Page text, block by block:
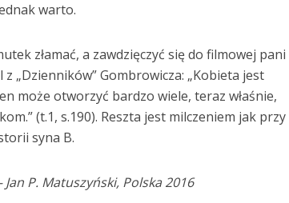
warto.
złamać, a zawdzięczyć się do filmowej pani
„Dzienników” Gombrowicza: „Kobieta jest
może otworzyć bardzo wiele, teraz właśnie,
(t.1, s.190). Reszta jest milczeniem jak przy
syna B.
Jan P. Matuszyński, Polska 2016